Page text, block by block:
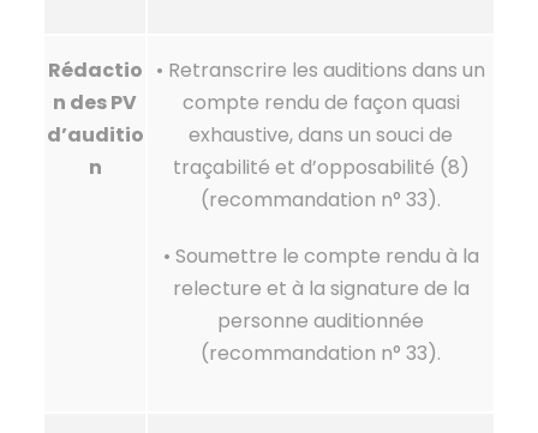
Rédactio
n des PV
d’auditio
n
• Retranscrire les auditions dans un
compte rendu de façon quasi
exhaustive, dans un souci de
traçabilité et d’opposabilité (8)
(recommandation n° 33).
• Soumettre le compte rendu à la
relecture et à la signature de la
personne auditionnée
(recommandation n° 33).